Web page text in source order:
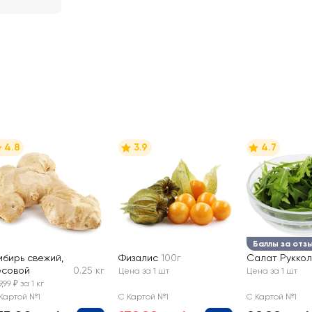
4.8
свежий,
0.25 кг
₽ за 1 кг
№1
3.9
Физалис 100г
Цена за 1 шт
С Картой №1
Баллы за
4.7
Салат
Цена за 1 шт
С Картой №1